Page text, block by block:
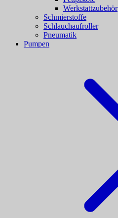
Werkstattzubehör
Schmierstoffe
Schlauchaufroller
Pneumatik
Pumpen